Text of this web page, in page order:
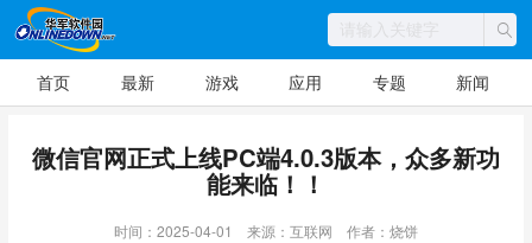
首页 最新 游戏 应用 专题 新闻
微信官网正式上线PC端4.0.3版本，众多新功
能来临！！
时间：2025-04-01 来源：互联网 作者：烧饼